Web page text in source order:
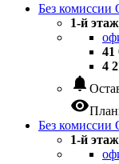
Без комиссии
1-й этаж
41
4
notifications
visibility
Без комиссии
1-й этаж